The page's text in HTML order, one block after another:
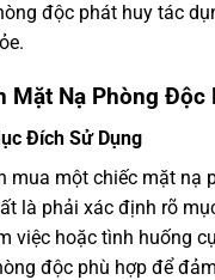
độc phát huy tác
Mặt Nạ Phòng Độc
Đích Sử Dụng
mua một chiếc mặt nạ
là phải xác định rõ
việc hoặc tình huống
độc phù hợp để